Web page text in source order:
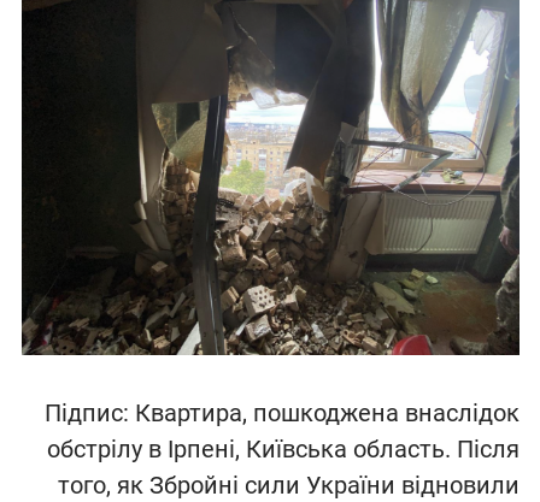
Підпис: Квартира, пошкоджена внаслідок
обстрілу в Ірпені, Київська область. Після
того, як Збройні сили України відновили